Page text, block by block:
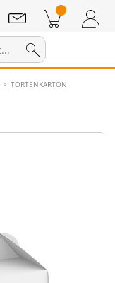
Zum Warenkorb
TORTENKARTON